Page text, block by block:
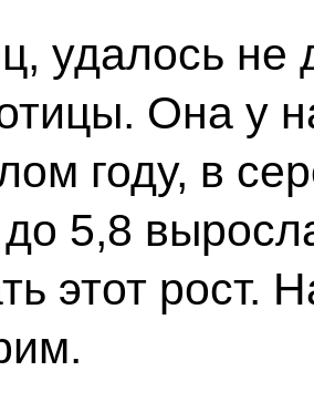
удалось не
Она у
году, в
5,8
этот рост.